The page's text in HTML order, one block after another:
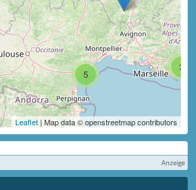
5
3
Leaflet| Map data © openstreetmap contributors
Anzeige